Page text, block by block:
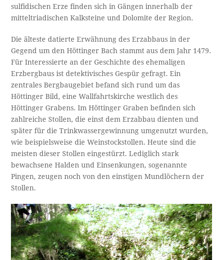
sulfidischen Erze finden sich in Gängen innerhalb der
mitteltriadischen Kalksteine und Dolomite der Region.
Die älteste datierte Erwähnung des Erzabbaus in der
Gegend um den Höttinger Bach stammt aus dem Jahr 1479.
Für Interessierte an der Geschichte des ehemaligen
Erzbergbaus ist detektivisches Gespür gefragt. Ein
zentrales Bergbaugebiet befand sich rund um das
Höttinger Bild, eine Wallfahrtskirche westlich des
Höttinger Grabens. Im Höttinger Graben befinden sich
zahlreiche Stollen, die einst dem Erzabbau dienten und
später für die Trinkwassergewinnung umgenutzt wurden,
wie beispielsweise die Weinstockstollen. Heute sind die
meisten dieser Stollen eingestürzt. Lediglich stark
bewachsene Halden und Einsenkungen, sogenannte
Pingen, zeugen noch von den einstigen Mundlöchern der
Stollen.